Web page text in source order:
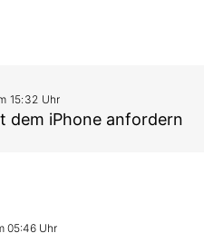
15:32 Uhr
dem iPhone anfordern
05:46 Uhr